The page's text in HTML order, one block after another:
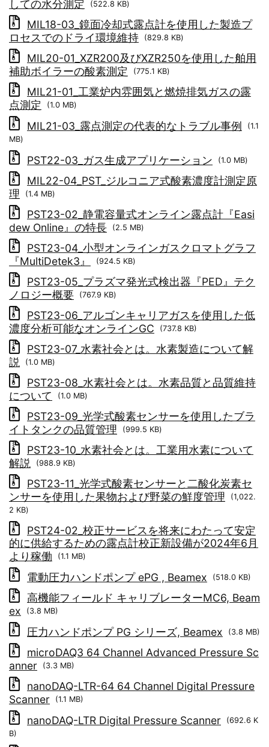
しての水分測定 (522.8 KB)
MIL18-03_鏡面冷却式露点計を使用した製造プ
ロセスでのドライ環境維持
(829.8 KB)
MIL20-01_XZR200及びXZR250を使用した舶用
補助ボイラーの酸素測定
(775.1 KB)
MIL21-01_工業炉内雰囲気と燃焼排気ガスの露
点測定
(1.0 MB)
MIL21-03_露点測定の代表的なトラブル事例
(1.1
MB)
PST22-03_ガス生成アプリケーション (1.0 MB)
MIL22-04_PST_ジルコニア式酸素濃度計測定原
理
(1.4 MB)
PST23-02_静電容量式オンライン露点計『Easi
dew Online』の特長
(2.5 MB)
PST23-04_小型オンラインガスクロマトグラフ
『MultiDetek3』
(924.5 KB)
PST23-05_プラズマ発光式検出器『PED』テク
ノロジー概要
(767.9 KB)
PST23-06_アルゴンキャリアガスを使用した低
濃度分析可能なオンラインGC
(737.8 KB)
PST23-07_水素社会とは。水素製造について解
説
(1.0 MB)
PST23-08_水素社会とは。水素品質と品質維持
について
(1.0 MB)
PST23-09_光学式酸素センサーを使用したブラ
イトタンクの品質管理
(999.5 KB)
PST23-10_水素社会とは。工業用水素について
解説
(988.9 KB)
PST23-11_光学式酸素センサーと二酸化炭素セ
ンサーを使用した果物および野菜の鮮度管理
(1,022.
2 KB)
PST24-02_校正サービスを将来にわたって安定
的に供給するための露点計校正新設備が2024年6月
より稼働
(1.1 MB)
電動圧力ハンドポンプ ePG , Beamex (518.0 KB)
高機能フィールド キャリブレーターMC6, Beam
ex
(3.8 MB)
圧力ハンドポンプ PG シリーズ, Beamex (3.8 MB)
microDAQ3 64 Channel Advanced Pressure Sc
anner
(3.3 MB)
nanoDAQ-LTR-64 64 Channel Digital Pressure
Scanner
(1.1 MB)
nanoDAQ-LTR Digital Pressure Scanner
(692.6 K
B)